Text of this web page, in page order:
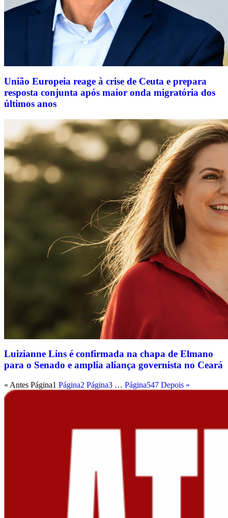
União Europeia reage à crise de Ceuta e prepara
resposta conjunta após maior onda migratória dos
últimos anos
Luizianne Lins é confirmada na chapa de Elmano
para o Senado e amplia aliança governista no Ceará
« Antes Página1 Página2 Página3 … Página547 Depois »